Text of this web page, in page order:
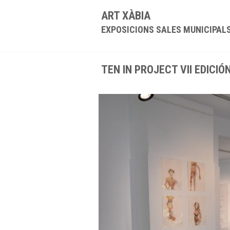
ART XÀBIA
EXPOSICIONS SALES
TEN IN PROJECT VII